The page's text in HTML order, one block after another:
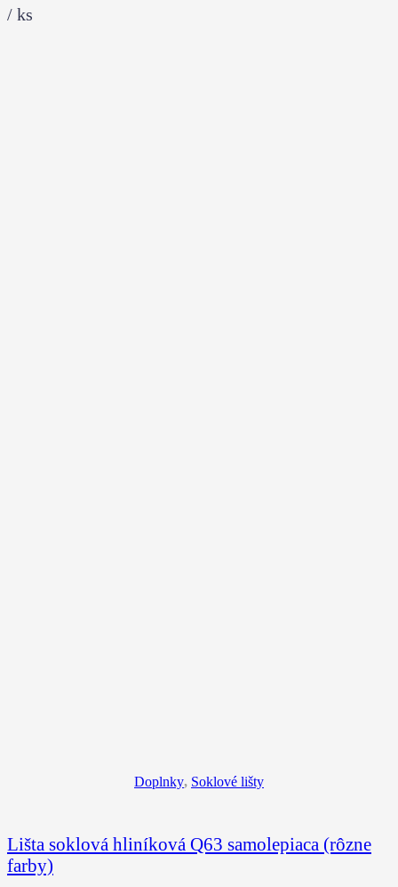
/ ks
Doplnky, Soklové lišty
Lišta soklová hliníková Q63 samolepiaca (rôzne
farby)